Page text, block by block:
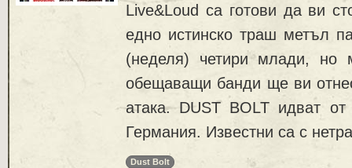
Live&Loud са готови да ви
едно истинско траш метъл
(неделя) четири млади, но
обещаващи банди ще ви
атака. DUST BOLT идват
Германия. Известни са с
Dust Bolt